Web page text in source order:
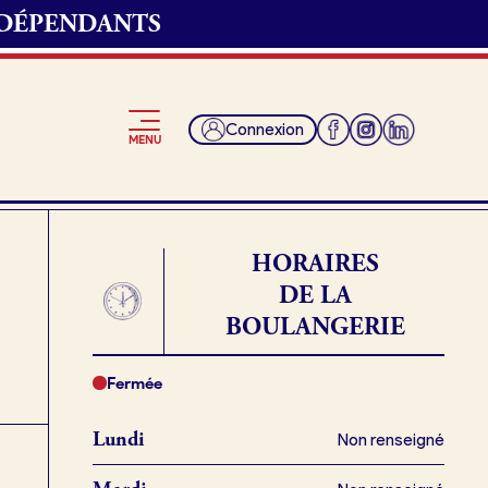
MENU Connexion
Je suis fournisseur
HORAIRES
DE LA
BOULANGERIE
Fermée
Lundi Non renseigné
du